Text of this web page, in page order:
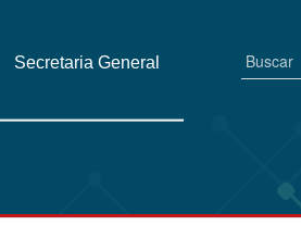
Secretaria General